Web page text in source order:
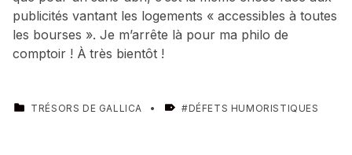
publicités vantant les logements « accessibles à toutes
les bourses ». Je m’arrête là pour ma philo de
comptoir ! À très bientôt !
CATEGORIZED IN:
TRÉSORS DE GALLICA TAGGED AS:
DÉFETS HUMORISTIQUES